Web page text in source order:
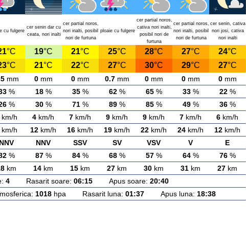
cu fulgere
cer senin dar cu
ceata, nori inalti
cer partial noros,
nori inalti, posibil
nori de furtuna
ploaie cu fulgere
cer partial noros,
cativa nori inalti,
posibil nori de
furtuna
cer partial noros,
nori inalti, posibil
nori de furtuna
cer senin, cativa
nori josi, cativa
nori inalti
°C 19°C 21°C 25°C 28°C 27°C 24°C
°C 21°C 22°C 27°C 30°C 29°C 27°C
mm 0mm 0mm 0.7mm 0mm 0mm 0mm
% 18% 35% 62% 65% 33% 22%
% 30% 71% 89% 85% 49% 36%
km/h 4 km/h 7 km/h 9 km/h 9 km/h 7 km/h 6 km/h
km/h 12 km/h 16 km/h 19 km/h 22 km/h 24 km/h 12 km/h
NNV NNV SSV SV VSV V E
% 87% 84% 68% 57% 64% 76%
km 14 km 15 km 27 km 30 km 31 km 27 km
4 Rasarit soare: 06:15 Apus soare: 20:40
1018 hpa Rasarit luna: 01:37 Apus luna: 18:38